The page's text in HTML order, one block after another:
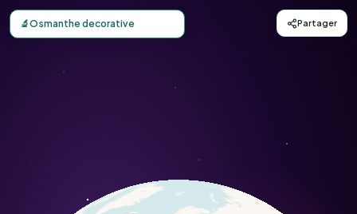
Carte d'observation du Osmanthe decorative
🔬Osmanthe decorative Partager